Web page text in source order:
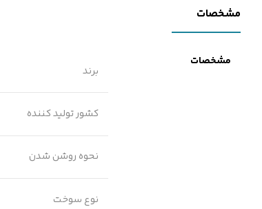
مشخصات
مشخصات
برند
کشور تولید کننده
نحوه روشن شدن
نوع سوخت